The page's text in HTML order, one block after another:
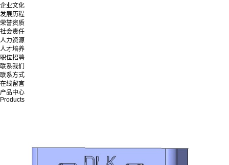
企业文化
发展历程
荣誉资质
社会责任
人力资源
人才培养
职位招聘
联系我们
联系方式
在线留言
产品中心
Products